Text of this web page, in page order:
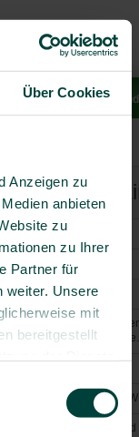
Über Cookies
Anzeigen zu
anbieten
zu
zu Ihrer
Partner für
weiter. Unsere
mit
bereitgestellt
Reisetipps
GmbH
Amt
Koch Institut (RKI)
Gesellschaft für
Gesundheit
for Disease Control and